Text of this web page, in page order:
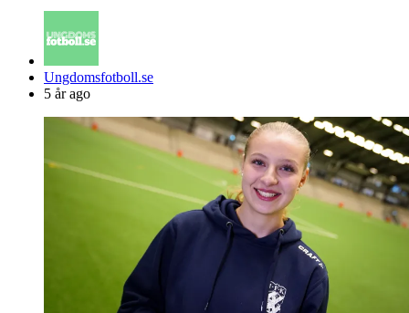
Posted
by
Ungdomsfotboll.se
5 år ago